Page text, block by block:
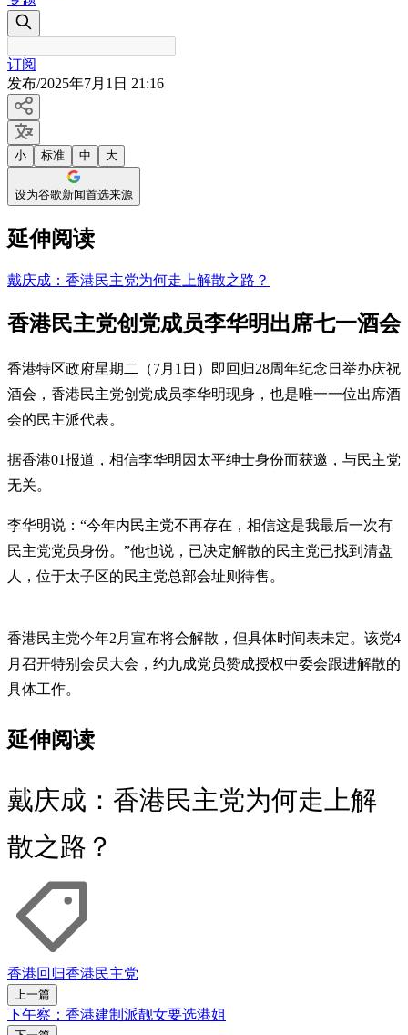
订阅
发布/2025年7月1日 21:16
小 标准 中 大
设为谷歌新闻首选来源
延伸阅读
戴庆成：香港民主党为何走上解散之路？
香港民主党创党成员李华明出席七一酒会
香港特区政府星期二（7月1日）即回归28周年纪念日举办庆祝
酒会，香港民主党创党成员李华明现身，也是唯一一位出席酒
会的民主派代表。
据香港01报道，相信李华明因太平绅士身份而获邀，与民主党
无关。
李华明说：“今年内民主党不再存在，相信这是我最后一次有
民主党党员身份。”他也说，已决定解散的民主党已找到清盘
人，位于太子区的民主党总部会址则待售。
香港民主党今年2月宣布将会解散，但具体时间表未定。该党4
月召开特别会员大会，约九成党员赞成授权中委会跟进解散的
具体工作。
延伸阅读
戴庆成：香港民主党为何走上解
散之路？
香港回归香港民主党
上一篇
下午察：香港建制派靓女要选港姐